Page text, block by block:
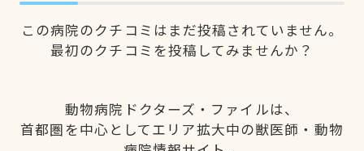
この病院のクチコミはまだ投稿されていません。
最初のクチコミを投稿してみませんか？
動物病院ドクターズ・ファイルは、
首都圏を中心としてエリア拡大中の獣医師・動物